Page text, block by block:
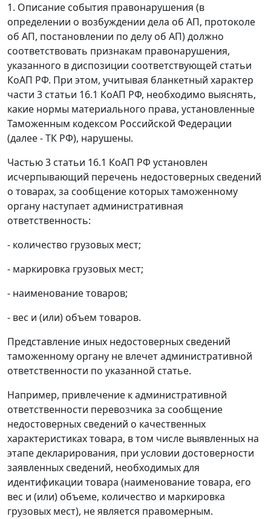
1. Описание события правонарушения (в
определении о возбуждении дела об АП, протоколе
об АП, постановлении по делу об АП) должно
соответствовать признакам правонарушения,
указанного в диспозиции соответствующей статьи
КоАП РФ. При этом, учитывая бланкетный характер
части 3 статьи 16.1 КоАП РФ, необходимо выяснять,
какие нормы материального права, установленные
Таможенным кодексом Российской Федерации
(далее - ТК РФ), нарушены.
Частью 3 статьи 16.1 КоАП РФ установлен
исчерпывающий перечень недостоверных сведений
о товарах, за сообщение которых таможенному
органу наступает административная
ответственность:
- количество грузовых мест;
- маркировка грузовых мест;
- наименование товаров;
- вес и (или) объем товаров.
Представление иных недостоверных сведений
таможенному органу не влечет административной
ответственности по указанной статье.
Например, привлечение к административной
ответственности перевозчика за сообщение
недостоверных сведений о качественных
характеристиках товара, в том числе выявленных на
этапе декларирования, при условии достоверности
заявленных сведений, необходимых для
идентификации товара (наименование товара, его
вес и (или) объеме, количество и маркировка
грузовых мест), не является правомерным.